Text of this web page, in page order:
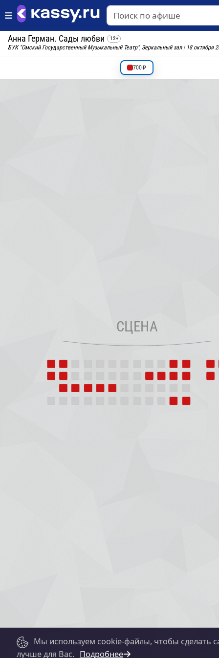
Анна Герман. Сады любви 12+
БУК "Омский Государственный Музыкальный Театр", Зеркальный зал| 18 октября
700
Мы используем cookie-файлы, чтобы сделать
лучше для Вас. Подробнее